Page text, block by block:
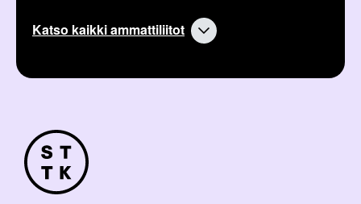
Katso kaikki ammattiliitot